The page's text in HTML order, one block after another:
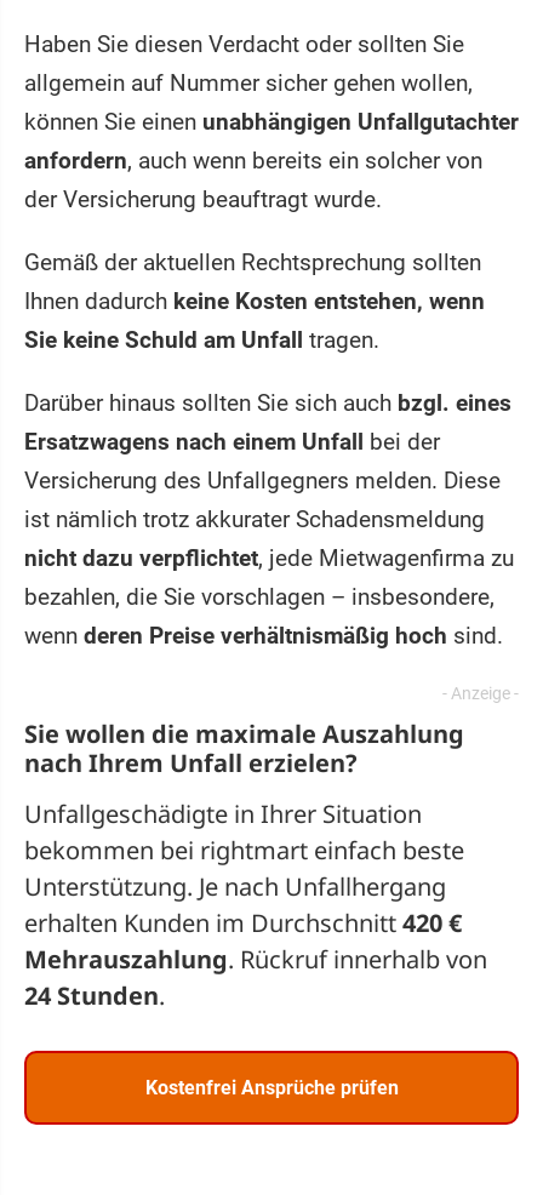
Haben Sie diesen Verdacht oder sollten Sie
allgemein auf Nummer sicher gehen wollen,
können Sie einen unabhängigen Unfallgutachter
anfordern, auch wenn bereits ein solcher von
der Versicherung beauftragt wurde.
Gemäß der aktuellen Rechtsprechung sollten
Ihnen dadurch keine Kosten entstehen, wenn
Sie keine Schuld am Unfall tragen.
Darüber hinaus sollten Sie sich auch bzgl. eines
Ersatzwagens nach einem Unfall bei der
Versicherung des Unfallgegners melden. Diese
ist nämlich trotz akkurater Schadensmeldung
nicht dazu verpflichtet, jede Mietwagenfirma zu
bezahlen, die Sie vorschlagen – insbesondere,
wenn deren Preise verhältnismäßig hoch sind.
Sie wollen die maximale Auszahlung
nach Ihrem Unfall erzielen?
Unfallgeschädigte in Ihrer Situation
bekommen bei rightmart einfach beste
Unterstützung. Je nach Unfallhergang
erhalten Kunden im Durchschnitt420 €
Mehrauszahlung. Rückruf innerhalb von
24 Stunden.
Kostenfrei Ansprüche prüfen